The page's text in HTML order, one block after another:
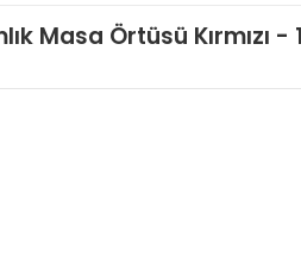
Masa Örtüsü Kırmızı -